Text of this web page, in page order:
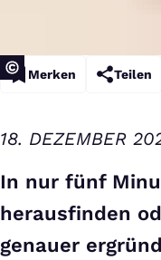
Merken Teilen
18. DEZEMBER
In nur fünf
herausfinden
genauer